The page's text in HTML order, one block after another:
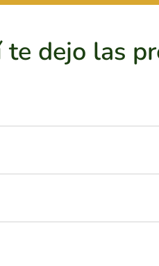
te dejo las